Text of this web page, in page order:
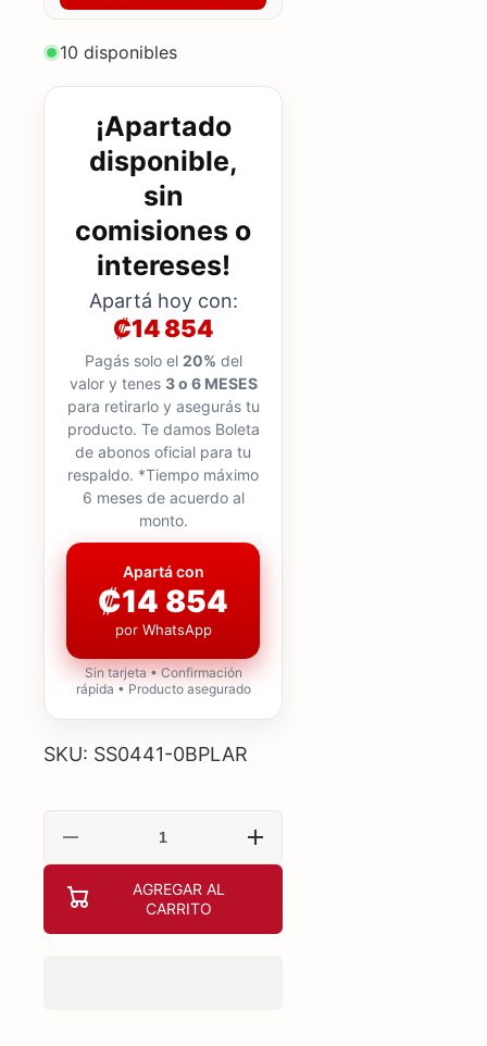
10 disponibles
¡Apartado
disponible,
sin
comisiones o
intereses!
Apartá hoy con:
₡14 854
Pagás solo el 20% del
valor y tenes 3 o 6 MESES
para retirarlo y asegurás tu
producto. Te damos Boleta
de abonos oficial para tu
respaldo. *Tiempo máximo
6 meses de acuerdo al
monto.
Apartá con
₡14 854
por WhatsApp
Sin tarjeta • Confirmación
rápida • Producto asegurado
SKU: SS0441-0BPLAR
Reducir
Coffee
Maker
Aumentar
Dualbrew
AGREGAR AL
CARRITO